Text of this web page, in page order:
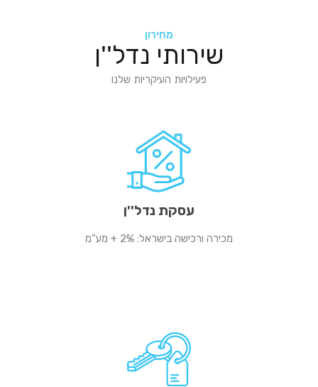
מחירון
שירותי נדל''ן
פעילויות העיקריות שלנו
עסקת נדל''ן
מכירה ורכישה בישראל: 2% + מע”מ